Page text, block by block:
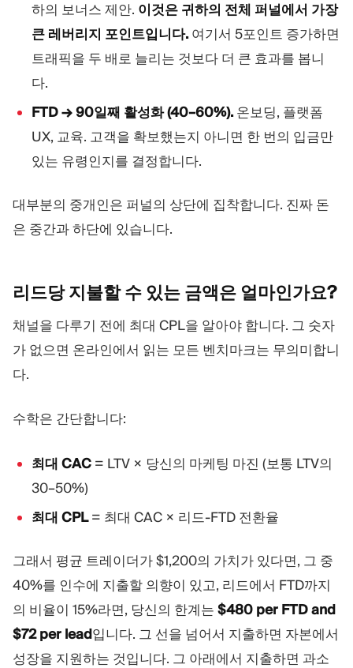
하의 보너스 제안. 이것은 귀하의 전체 퍼널에서 가장
큰 레버리지 포인트입니다.여기서 5포인트 증가하면
트래픽을 두 배로 늘리는 것보다 더 큰 효과를 봅니
다.
FTD → 90일째 활성화 (40–60%).온보딩, 플랫폼
UX, 교육. 고객을 확보했는지 아니면 한 번의 입금만
있는 유령인지를 결정합니다.
대부분의 중개인은 퍼널의 상단에 집착합니다. 진짜 돈
은 중간과 하단에 있습니다.
리드당 지불할 수 있는 금액은 얼마인가요?
채널을 다루기 전에 최대 CPL을 알아야 합니다. 그 숫자
가 없으면 온라인에서 읽는 모든 벤치마크는 무의미합니
다.
수학은 간단합니다:
최대 CAC = LTV × 당신의 마케팅 마진 (보통 LTV의
30–50%)
최대 CPL= 최대 CAC × 리드-FTD 전환율
그래서 평균 트레이더가 $1,200의 가치가 있다면, 그 중
40%를 인수에 지출할 의향이 있고, 리드에서 FTD까지
의 비율이 15%라면, 당신의 한계는 $480 per FTD and
$72 per lead입니다. 그 선을 넘어서 지출하면 자본에서
성장을 지원하는 것입니다. 그 아래에서 지출하면 과소